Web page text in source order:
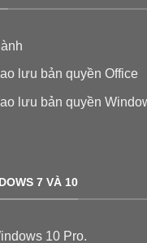
lưu bản quyền Office
lưu bản quyền
7 VÀ 10
10 Pro.